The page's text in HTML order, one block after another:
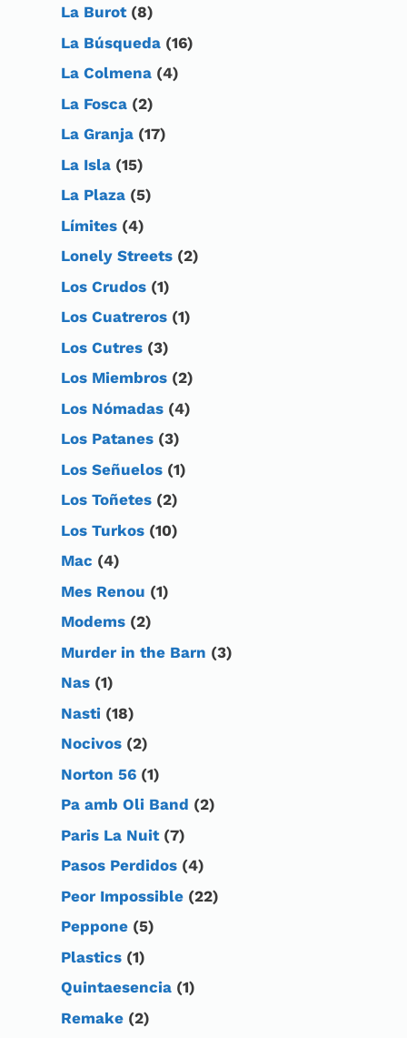
La Burot(8)
La Búsqueda (16)
La Colmena (4)
La Fosca (2)
La Granja (17)
La Isla (15)
La Plaza (5)
Límites (4)
Lonely Streets (2)
Los Crudos (1)
Los Cuatreros (1)
Los Cutres (3)
Los Miembros (2)
Los Nómadas (4)
Los Patanes (3)
Los Señuelos (1)
Los Toñetes (2)
Los Turkos (10)
Mac (4)
Mes Renou (1)
Modems (2)
Murder in the Barn (3)
Nas (1)
Nasti (18)
Nocivos (2)
Norton 56 (1)
Pa amb Oli Band (2)
Paris La Nuit(7)
Pasos Perdidos (4)
Peor Impossible (22)
Peppone (5)
Plastics (1)
Quintaesencia (1)
Remake (2)